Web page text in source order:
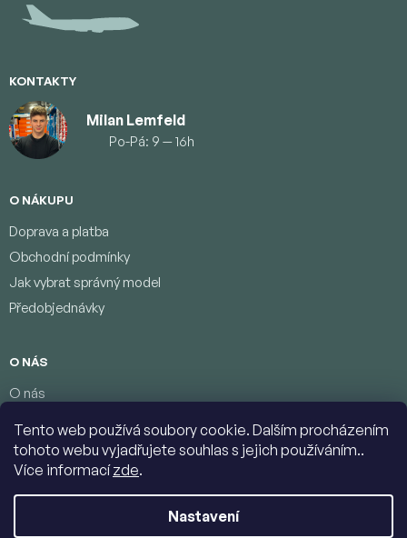
Tento web používá soubory cookie. Dalším procházením
tohoto webu vyjadřujete souhlas s jejich používáním..
Více informacízde.
Nastavení
KONTAKTY
Milan Lemfeld
Po-Pá: 9 — 16h
O NÁKUPU
Doprava a platba
Obchodní podmínky
Jak vybrat správný model
Předobjednávky
O NÁS
O nás
Podmínky ochrany osobních údajů
Kontakty